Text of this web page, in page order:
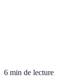
6 min de lecture